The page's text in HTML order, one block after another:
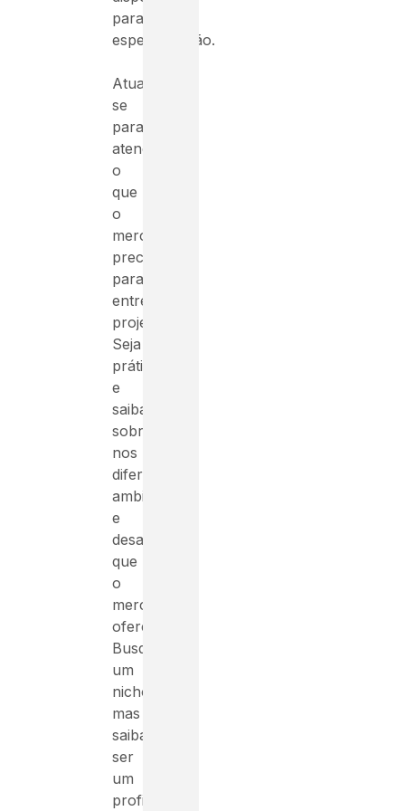
para
especialização.
Atualize-
se
para
atender
o
que
o
mercado
precisa
para
entregar
projetos.
Seja
prático
e
saiba
sobreviver
nos
diferentes
ambientes
e
desafios
que
o
mercado
oferece.
Busque
um
nicho,
mas
saiba
ser
um
profissional